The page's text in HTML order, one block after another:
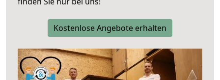
Kostenlose Angebote erhalten